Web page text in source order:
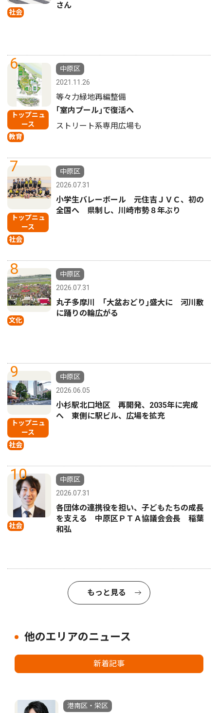
社会
さん
6
トップニュ
ース
教育
中原区
2021.11.26
等々力緑地再編整備
｢室内プール｣で復活へ
ストリート系専用広場も
7
トップニュ
ース
社会
中原区
2026.07.31
小学生バレーボール 元住吉ＪＶＣ、初の
全国へ 県制し、川崎市勢８年ぶり
8
文化
中原区
2026.07.31
丸子多摩川 ｢大盆おどり｣盛大に 河川敷
に踊りの輪広がる
9
トップニュ
ース
社会
中原区
2026.06.05
小杉駅北口地区 再開発、2035年に完成
へ 東側に駅ビル、広場を拡充
10
社会
中原区
2026.07.31
各団体の連携役を担い、子どもたちの成長
を支える 中原区ＰＴＡ協議会会長 稲葉
和弘
もっと見る
他のエリアのニュース
新着記事
港南区・栄区